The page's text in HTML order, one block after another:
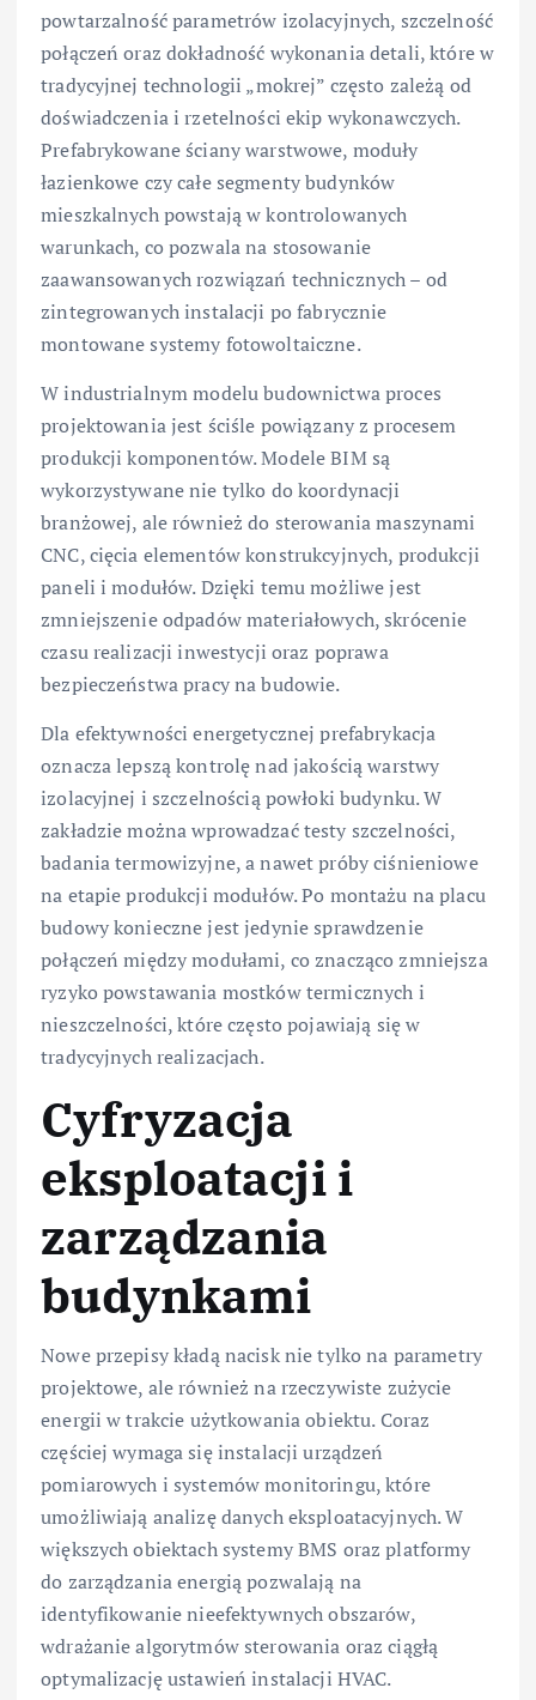
powtarzalność parametrów izolacyjnych, szczelność
połączeń oraz dokładność wykonania detali, które w
tradycyjnej technologii „mokrej” często zależą od
doświadczenia i rzetelności ekip wykonawczych.
Prefabrykowane ściany warstwowe, moduły
łazienkowe czy całe segmenty budynków
mieszkalnych powstają w kontrolowanych
warunkach, co pozwala na stosowanie
zaawansowanych rozwiązań technicznych – od
zintegrowanych instalacji po fabrycznie
montowane systemy fotowoltaiczne.
W industrialnym modelu budownictwa proces
projektowania jest ściśle powiązany z procesem
produkcji komponentów. Modele BIM są
wykorzystywane nie tylko do koordynacji
branżowej, ale również do sterowania maszynami
CNC, cięcia elementów konstrukcyjnych, produkcji
paneli i modułów. Dzięki temu możliwe jest
zmniejszenie odpadów materiałowych, skrócenie
czasu realizacji inwestycji oraz poprawa
bezpieczeństwa pracy na budowie.
Dla efektywności energetycznej prefabrykacja
oznacza lepszą kontrolę nad jakością warstwy
izolacyjnej i szczelnością powłoki budynku. W
zakładzie można wprowadzać testy szczelności,
badania termowizyjne, a nawet próby ciśnieniowe
na etapie produkcji modułów. Po montażu na placu
budowy konieczne jest jedynie sprawdzenie
połączeń między modułami, co znacząco zmniejsza
ryzyko powstawania mostków termicznych i
nieszczelności, które często pojawiają się w
tradycyjnych realizacjach.
Cyfryzacja
eksploatacji i
zarządzania
budynkami
Nowe przepisy kładą nacisk nie tylko na parametry
projektowe, ale również na rzeczywiste zużycie
energii w trakcie użytkowania obiektu. Coraz
częściej wymaga się instalacji urządzeń
pomiarowych i systemów monitoringu, które
umożliwiają analizę danych eksploatacyjnych. W
większych obiektach systemy BMS oraz platformy
do zarządzania energią pozwalają na
identyfikowanie nieefektywnych obszarów,
wdrażanie algorytmów sterowania oraz ciągłą
optymalizację ustawień instalacji HVAC.